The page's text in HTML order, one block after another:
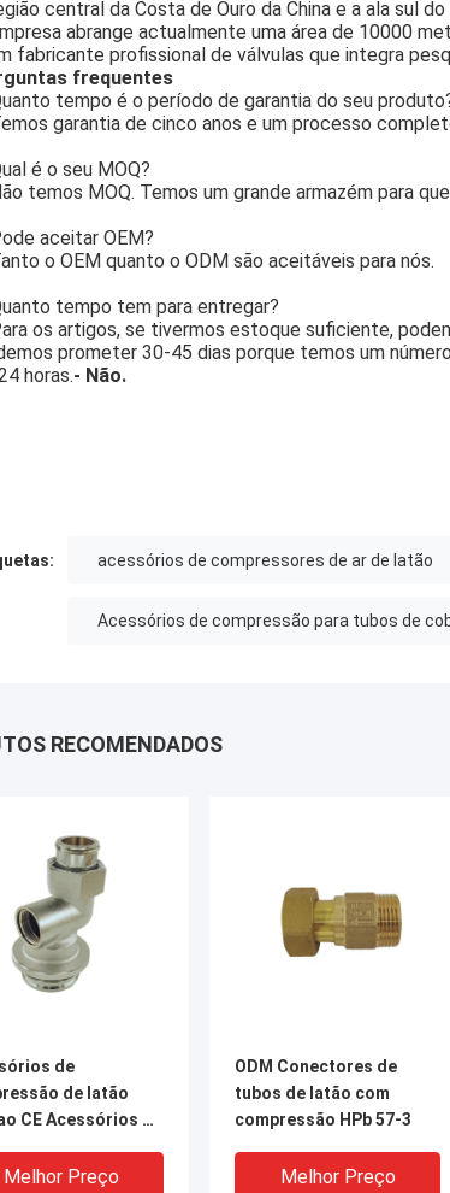
central da Costa de Ouro da China e a ala sul
abrange actualmente uma área de 10000
fabricante profissional de válvulas que integra
frequentes
tempo é o período de garantia do seu
garantia de cinco anos e um processo
é o seu MOQ?
temos MOQ. Temos um grande armazém para
aceitar OEM?
o OEM quanto o ODM são aceitáveis para nós.
tempo tem para entregar?
os artigos, se tivermos estoque suficiente,
prometer 30-45 dias porque temos um
horas.- Não.
acessórios de compressores de ar de latão
Acessórios de compressão para tubos de
RECOMENDADOS
de
de latão
CE Acessórios de
Melhor Preço
ODM Conectores de
tubos de latão com
compressão HPb 57-3
Melhor Preço